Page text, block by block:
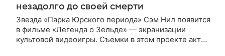
незадолго до своей смерти
Звезда «Парка Юрского периода» Сэм Нил появится
в фильме «Легенда о Зельде» — экранизации
культовой видеоигры. Съемки в этом проекте актер